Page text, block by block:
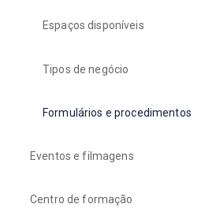
Espaços disponíveis
Tipos de negócio
Formulários e procedimentos
Eventos e filmagens
Centro de formação